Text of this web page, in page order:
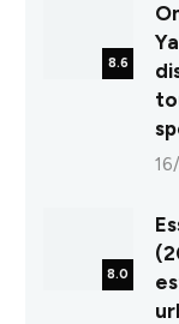
8.6
8.0